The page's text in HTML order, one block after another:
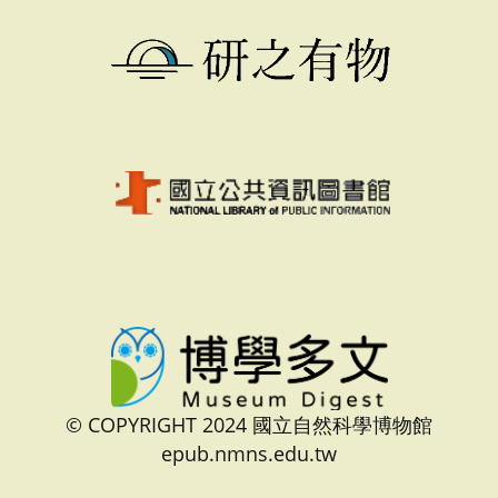
© COPYRIGHT 2024 國立自然科學博物館
epub.nmns.edu.tw